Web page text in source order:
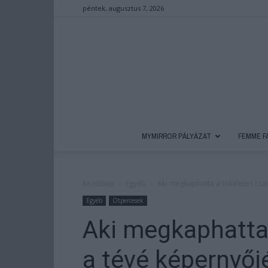
péntek, augusztus 7, 2026
MYMIRROR PÁLYÁZAT FEMME
Egyéb Ötpercesek
Aki
a tévé